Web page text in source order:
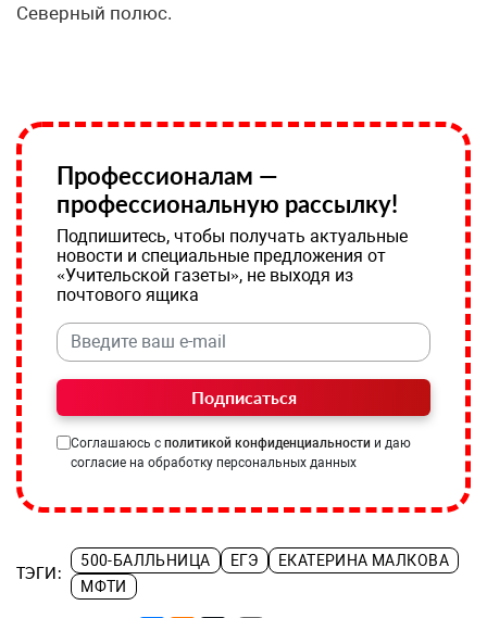
Северный полюс.
Профессионалам —
профессиональную рассылку!
Подпишитесь, чтобы получать актуальные
новости и специальные предложения от
«Учительской газеты», не выходя из
почтового ящика
Подписаться
Соглашаюсь с политикой конфиденциальности и даю
согласие на обработку персональных данных
ТЭГИ:
500-БАЛЛЬНИЦА ЕГЭ
ЕКАТЕРИНА МАЛКОВА
МФТИ